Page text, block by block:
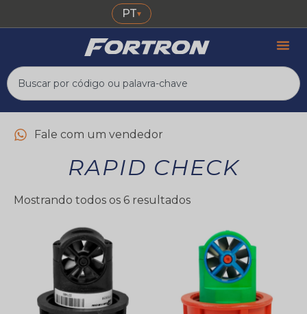
PT▾
Fale com um vendedor
RAPID CHECK
Mostrando todos os 6 resultados